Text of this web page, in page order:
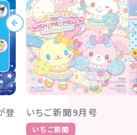
登 いちご新聞9月号
いちご新聞